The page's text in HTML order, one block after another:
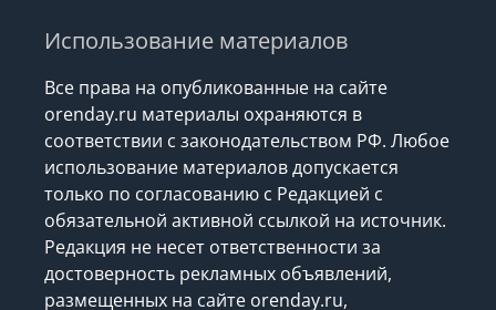
Использование материалов
Все права на опубликованные на сайте
orenday.ru материалы охраняются в
соответствии с законодательством РФ. Любое
использование материалов допускается
только по согласованию с Редакцией с
обязательной активной ссылкой на источник.
Редакция не несет ответственности за
достоверность рекламных объявлений,
размещенных на сайте orenday.ru,